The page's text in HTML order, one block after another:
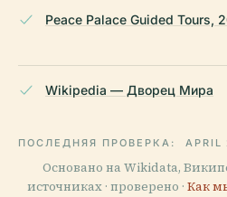
Peace Palace Guided Tours,
Wikipedia — Дворец Мира
ПОСЛЕДНЯЯ ПРОВЕРКА: APRIL
Основано на Wikidata,
источниках · проверено · Как